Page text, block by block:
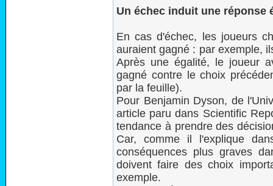
Un échec induit une
En cas d'échec, les joueurs
auraient gagné : par exemple,
Après une égalité, le joueur
gagné contre le choix
par la feuille).
Pour Benjamin Dyson, de
article paru dans Scientific
tendance à prendre des
Car, comme il l'explique
conséquences plus graves
doivent faire des choix
exemple.